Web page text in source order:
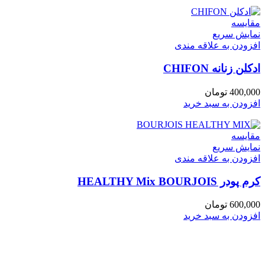
مقايسه
نمایش سریع
افزودن به علاقه مندی
ادكلن زنانه CHIFON
400,000 تومان
افزودن به سبد خرید
مقايسه
نمایش سریع
افزودن به علاقه مندی
کرم پودر HEALTHY Mix BOURJOIS
600,000 تومان
افزودن به سبد خرید